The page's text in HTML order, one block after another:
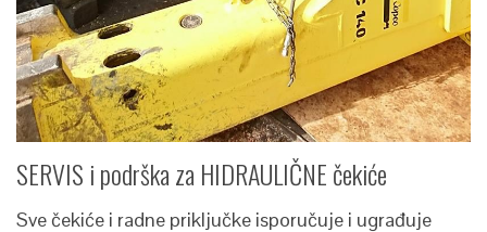
SERVIS i podrška za HIDRAULIČNE čekiće
Sve čekiće i radne priključke isporučuje i ugrađuje